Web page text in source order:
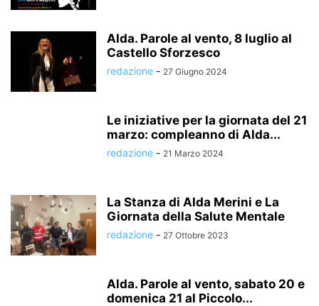
Alda. Parole al vento, 8 luglio al
Castello Sforzesco
redazione - 27 Giugno 2024
Le iniziative per la giornata del 21
marzo: compleanno di Alda...
redazione - 21 Marzo 2024
La Stanza di Alda Merini e La
Giornata della Salute Mentale
redazione - 27 Ottobre 2023
Alda. Parole al vento, sabato 20 e
domenica 21 al Piccolo...